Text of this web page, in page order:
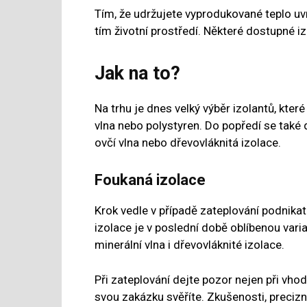
Tím, že udržujete vyprodukované teplo
tím životní prostředí. Některé dostupné
Jak na to?
Na trhu je dnes velký výběr izolantů,
vlna nebo polystyren. Do popředí se
ovčí vlna nebo dřevovláknitá izolace.
Foukaná izolace
Krok vedle v případě zateplování
izolace je v poslední době oblíbenou
minerální vlna i dřevovláknité izolace.
Při zateplování dejte pozor nejen při
svou zakázku svěříte. Zkušenosti,